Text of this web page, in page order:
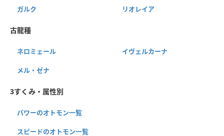
ガルク リオレイア
古龍種
ネロミェール イヴェルカーナ
メル・ゼナ
3すくみ・属性別
パワーのオトモン一覧
スピードのオトモン一覧